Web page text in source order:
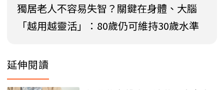
獨居老人不容易失智？關鍵在身體、大腦
「越用越靈活」：80歲仍可維持30歲水準
延伸閱讀